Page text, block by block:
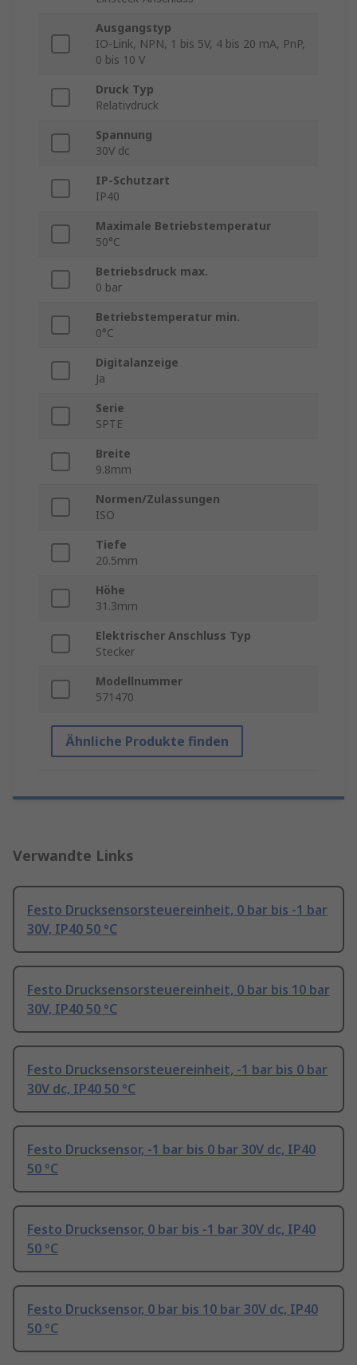
Ausgangstyp
IO-Link, NPN, 1 bis 5V, 4 bis 20 mA, PnP,
0 bis 10 V
Druck Typ
Relativdruck
Spannung
30V dc
IP-Schutzart
IP40
Maximale Betriebstemperatur
50°C
Betriebsdruck max.
0 bar
Betriebstemperatur min.
0°C
Digitalanzeige
Ja
Serie
SPTE
Breite
9.8mm
Normen/Zulassungen
ISO
Tiefe
20.5mm
Höhe
31.3mm
Elektrischer Anschluss Typ
Stecker
Modellnummer
571470
Ähnliche Produkte finden
Verwandte Links
Festo Drucksensorsteuereinheit, 0 bar bis -1 bar
30V, IP40 50 °C
Festo Drucksensorsteuereinheit, 0 bar bis 10 bar
30V, IP40 50 °C
Festo Drucksensorsteuereinheit, -1 bar bis 0 bar
30V dc, IP40 50 °C
Festo Drucksensor, -1 bar bis 0 bar 30V dc, IP40
50 °C
Festo Drucksensor, 0 bar bis -1 bar 30V dc, IP40
50 °C
Festo Drucksensor, 0 bar bis 10 bar 30V dc, IP40
50 °C